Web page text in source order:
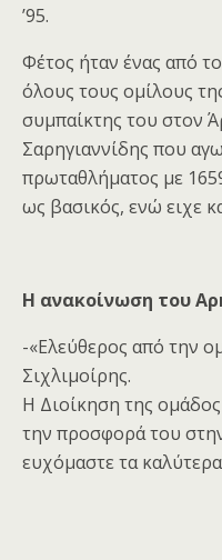
’95.
Φέτος ήταν ένας από
όλους τους ομίλους
συμπαίκτης του στον
Σαρηγιαννίδης που
πρωταθλήματος με
ως βασικός, ενώ ειχε
Η ανακοίνωση του
-«Ελεύθερος από την
Σιχλιμοίρης.
Η Διοίκηση της
την προσφορά του
ευχόμαστε τα